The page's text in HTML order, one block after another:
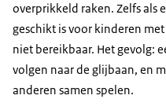
overprikkeld raken. Zelfs als
geschikt is voor kinderen
niet bereikbaar. Het gevolg:
volgen naar de glijbaan, en
anderen samen spelen.